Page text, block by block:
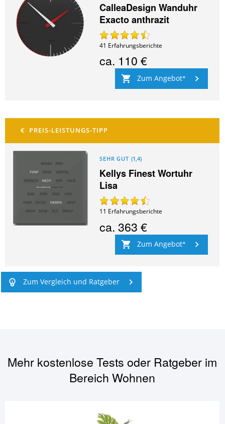
CalleaDesign Wanduhr
Exacto anthrazit
41 Erfahrungsberichte
ca. 110 €
Zum Angebot
SEHR GUT (1,4)
Kellys Finest Wortuhr
Lisa
11 Erfahrungsberichte
ca.363 €
Zum Angebot
Zum Vergleich und Ratgeber
Mehr kostenlose Tests oder Ratgeber im
BereichWohnen